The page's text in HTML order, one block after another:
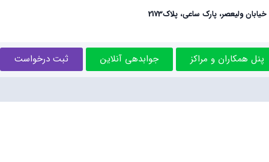
ولیعصر، پارک ساعی، پلاک2173
پنل همکاران و مراکز جوابدهی آنلاین ثبت درخواست